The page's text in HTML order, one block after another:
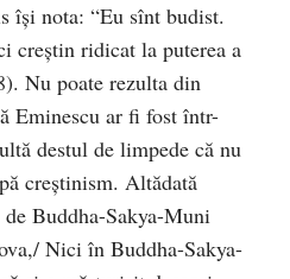
îşi nota: “Eu sînt budist.
creştin ridicat la puterea a
Nu poate rezulta din
Eminescu ar fi fost într-
destul de limpede că nu
creştinism. Altădată
de Buddha-Sakya-Muni
Nici în Buddha-Sakya-